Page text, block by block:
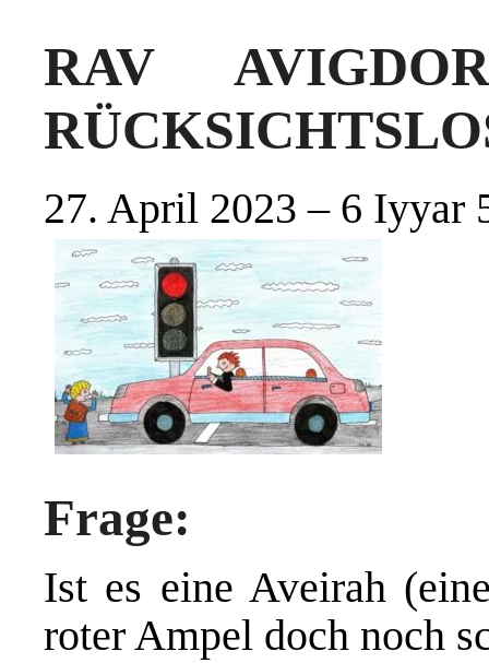
RAV
27. April 2023 – 6 Iyyar
Frage:
Ist es eine Aveirah
roter Ampel doch noch